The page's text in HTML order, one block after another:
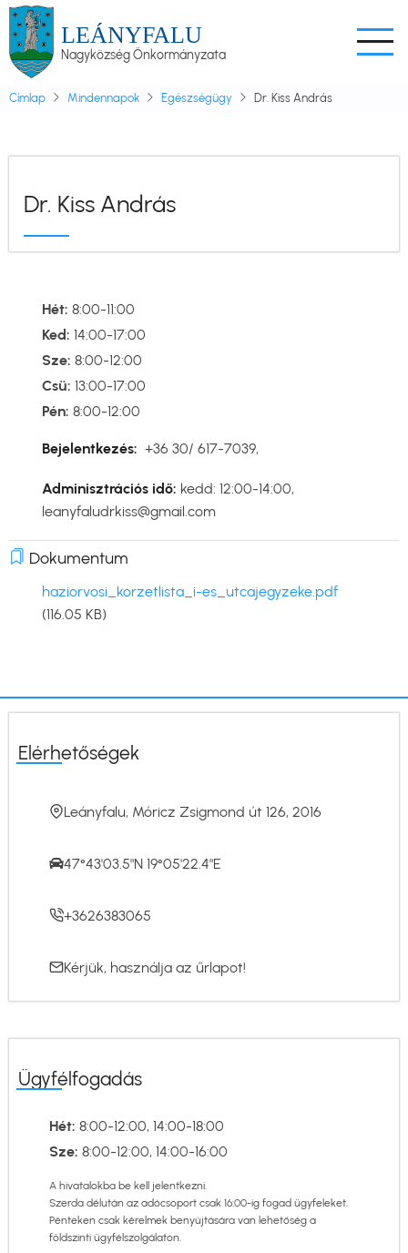
Ugrás
tartalomra
LEÁNYFALU
Nagyközség Önkormányzata
Címlap Mindennapok Egészségügy Dr. Kiss András
Dr. Kiss András
Hét: 8:00-11:00
Ked: 14:00-17:00
Sze: 8:00-12:00
Csü: 13:00-17:00
Pén: 8:00-12:00
Bejelentkezés: +36 30/ 617-7039,
Adminisztrációs idő: kedd: 12:00-14:00,
leanyfaludrkiss@gmail.com
Dokumentum
Dokumentum
haziorvosi_korzetlista_i-es_utcajegyzeke.pdf
(116.05 KB)
Elérhetőségek
Leányfalu, Móricz Zsigmond út 126, 2016
47°43'03.5"N 19°05'22.4"E
+3626383065
Kérjük, használja az űrlapot!
Ügyfélfogadás
Hét: 8:00-12:00, 14:00-18:00
Sze: 8:00-12:00, 14:00-16:00
A hivatalokba be kell jelentkezni.
Szerda délután az adócsoport csak 16:00-ig fogad ügyfeleket.
Pénteken csak kérelmek benyújtására van lehetőség a
földszinti ügyfélszolgálaton.